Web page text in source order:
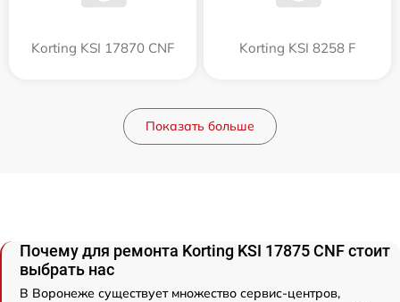
Korting KSI 17870 CNF Korting KSI 8258 F
Показать больше
Почему для ремонта Korting KSI 17875 CNF стоит
выбрать нас
В Воронеже существует множество сервис-центров,